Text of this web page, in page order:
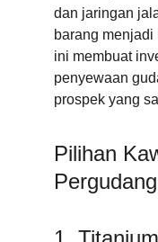
dan jaringan
barang menjadi
ini membuat
penyewaan
prospek yang
Pilihan